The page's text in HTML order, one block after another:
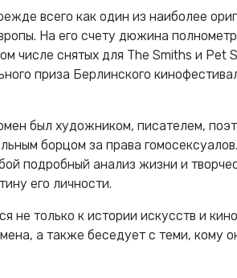
всего как один из наиболее
На его счету дюжина
числе снятых для The Smiths и Pet
приза Берлинского
был художником, писателем,
борцом за права
подробный анализ жизни и
его личности.
не только к истории искусств и
а также беседует с теми, кому